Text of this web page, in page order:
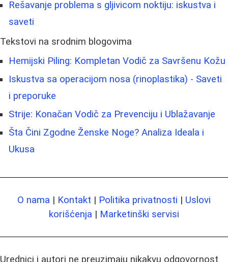
Rešavanje problema s gljivicom noktiju: iskustva i
saveti
Tekstovi na srodnim blogovima
Hemijski Piling: Kompletan Vodič za Savršenu Kožu
Iskustva sa operacijom nosa (rinoplastika) - Saveti
i preporuke
Strije: Konačan Vodič za Prevenciju i Ublažavanje
Šta Čini Zgodne Ženske Noge? Analiza Ideala i
Ukusa
O nama | Kontakt | Politika privatnosti | Uslovi
korišćenja | Marketinški servisi
Urednici i autori ne preuzimaju nikakvu odgovornost